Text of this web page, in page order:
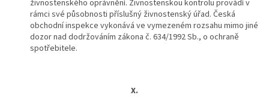
živnostenského oprávnění. Živnostenskou kontrolu provádí v
rámci své působnosti příslušný živnostenský úřad. Česká
obchodní inspekce vykonává ve vymezeném rozsahu mimo jiné
dozor nad dodržováním zákona č. 634/1992 Sb., o ochraně
spotřebitele.
X.